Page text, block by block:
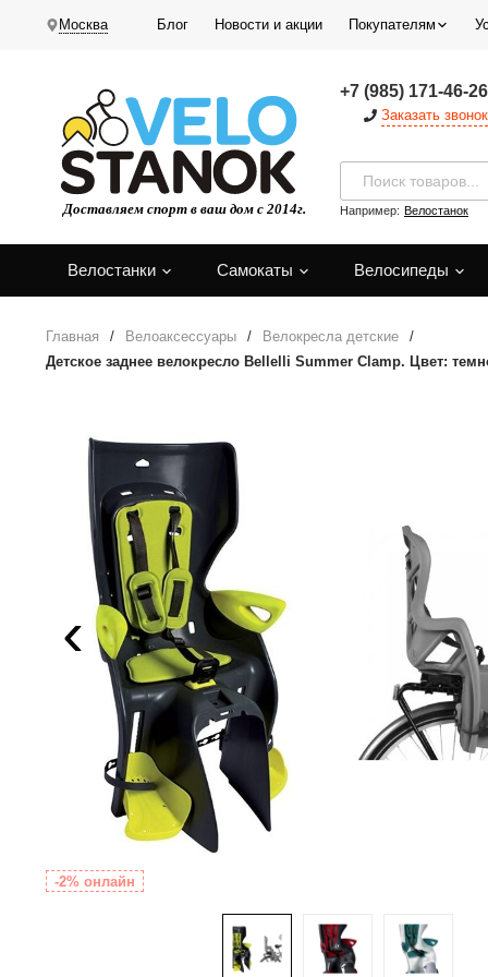
Москва Блог Новости и акции Покупателям
+7 (985) 171-46-26
Заказать звонок
Например: Велостанок
Велостанки Самокаты Велосипеды
Главная / Велоаксессуары / Велокресла детские
/
Детское заднее велокресло Bellelli Summer Clamp. Цвет:
‹
-2% онлайн